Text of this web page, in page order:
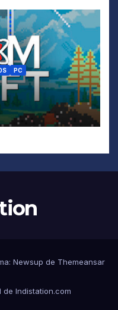
PC
Newsup de Themeansar
de Indistation.com